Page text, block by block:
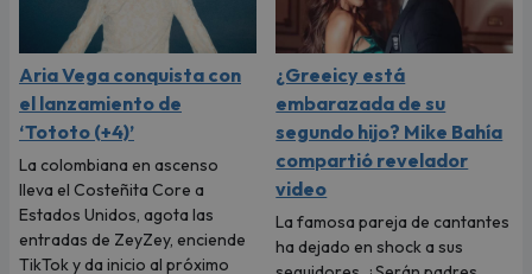
Aria Vega conquista con
el lanzamiento de
‘Tototo (+4)’
La colombiana en ascenso
lleva el Costeñita Core a
Estados Unidos, agota las
entradas de ZeyZey, enciende
TikTok y da inicio al próximo
¿Greeicy está
embarazada de su
segundo hijo? Mike Bahía
compartió revelador
video
La famosa pareja de cantantes
ha dejado en shock a sus